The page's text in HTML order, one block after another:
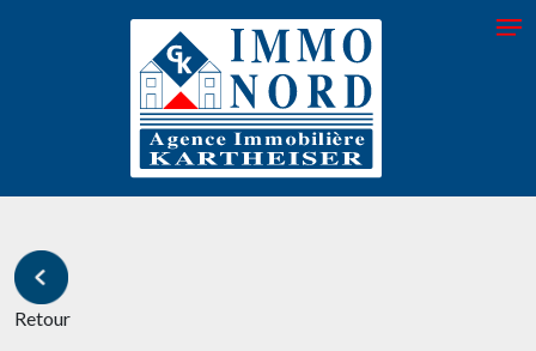
Retour